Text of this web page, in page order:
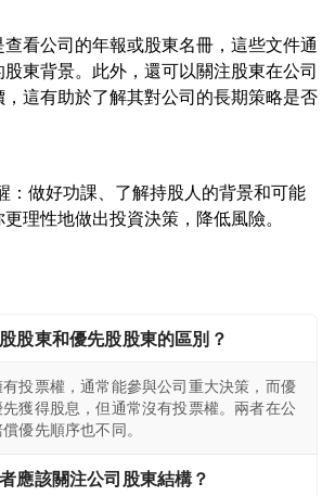
看公司的年報或股東名冊，這些文件通
東背景。此外，還可以關注股東在公司
這有助於了解其對公司的長期策略是否
做好功課、了解持股人的背景和可能
股東和優先股股東的區別？
投票權，通常能參與公司重大決策，而優
獲得股息，但通常沒有投票權。兩者在公
優先順序也不同。
應該關注公司股東結構？